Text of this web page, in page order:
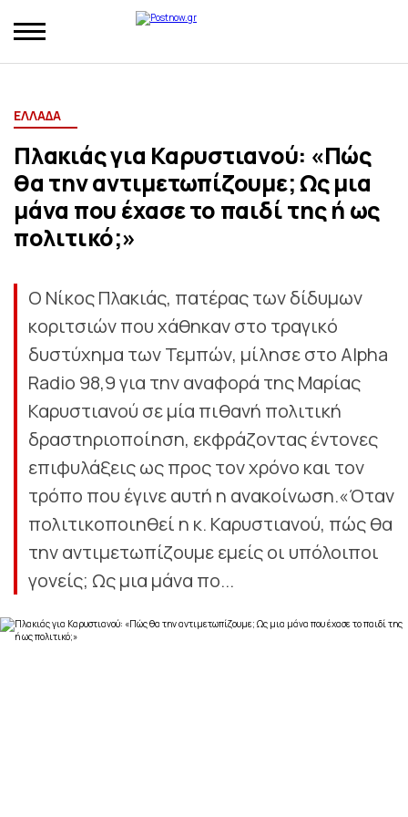
ΕΛΛΑΔΑ
Πλακιάς για Καρυστιανού: «Πώς
θα την αντιμετωπίζουμε; Ως μια
μάνα που έχασε το παιδί της ή ως
πολιτικό;»
Ο Νίκος Πλακιάς, πατέρας των δίδυμων
κοριτσιών που χάθηκαν στο τραγικό
δυστύχημα των Τεμπών, μίλησε στο Alpha
Radio 98,9 για την αναφορά της Μαρίας
Καρυστιανού σε μία πιθανή πολιτική
δραστηριοποίηση, εκφράζοντας έντονες
επιφυλάξεις ως προς τον χρόνο και τον
τρόπο που έγινε αυτή η ανακοίνωση.«Όταν
πολιτικοποιηθεί η κ. Καρυστιανού, πώς θα
την αντιμετωπίζουμε εμείς οι υπόλοιποι
γονείς; Ως μια μάνα πο...